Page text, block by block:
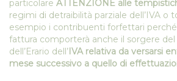
particolare ATTENZIONE alle
regimi di detraibilità parziale dell’IVA o
esempio i contribuenti forfettari perché
fattura comporterà anche il sorgere
dell’Erario dell’ IVA relativa da versarsi
mese successivo a quello di